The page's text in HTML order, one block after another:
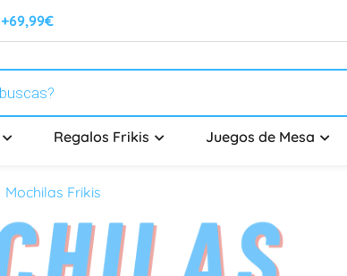
Regalos Frikis Juegos de Mesa
Mochilas Frikis